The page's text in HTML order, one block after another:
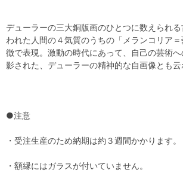
デューラーの三大銅版画のひとつに数えられ
われた人間の４気質のうちの「メランコリア
徴で表現。激動の時代にあって、自己の芸術
影された、デューラーの精神的な自画像とも云
●注意
・受注生産のため納期は約３週間かかります。
・額縁にはガラスが付いていません。